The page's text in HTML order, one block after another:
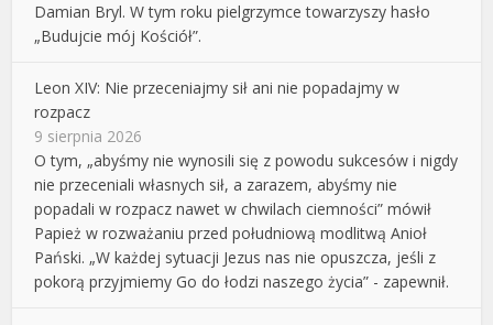
Damian Bryl. W tym roku pielgrzymce towarzyszy hasło
„Budujcie mój Kościół”.
Leon XIV: Nie przeceniajmy sił ani nie popadajmy w
rozpacz
9 sierpnia 2026
O tym, „abyśmy nie wynosili się z powodu sukcesów i nigdy
nie przeceniali własnych sił, a zarazem, abyśmy nie
popadali w rozpacz nawet w chwilach ciemności” mówił
Papież w rozważaniu przed południową modlitwą Anioł
Pański. „W każdej sytuacji Jezus nas nie opuszcza, jeśli z
pokorą przyjmiemy Go do łodzi naszego życia” - zapewnił.